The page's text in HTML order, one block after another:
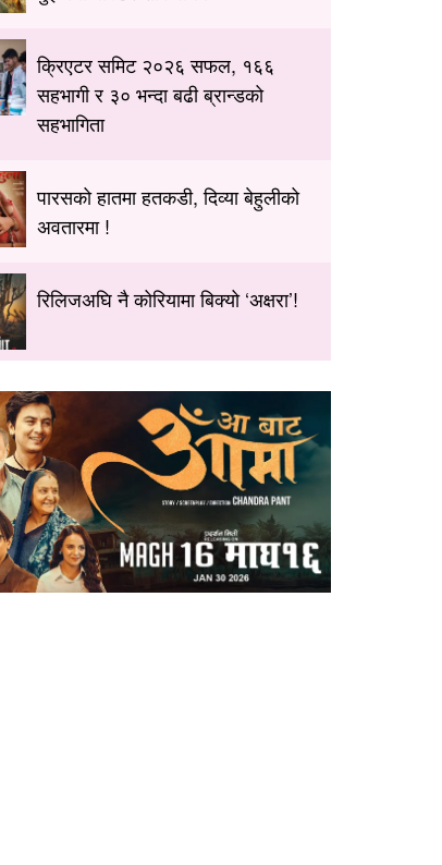
क्रिएटर समिट २०२६ सफल, १६६
सहभागी र ३० भन्दा बढी ब्रान्डको
सहभागिता
पारसको हातमा हतकडी, दिव्या बेहुलीको
अवतारमा !
रिलिजअघि नै कोरियामा बिक्यो ‘अक्षरा’!